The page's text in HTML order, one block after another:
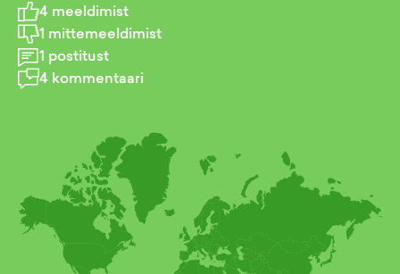
4 meeldimist
1 mittemeeldimist
1 postitust
4 kommentaari